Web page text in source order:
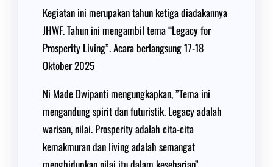
Kegiatan ini merupakan tahun ketiga diadakannya
JHWF. Tahun ini mengambil tema “Legacy for
Prosperity Living”. Acara berlangsung 17-18
Oktober 2025
Ni Made Dwipanti mengungkapkan, ”Tema ini
mengandung spirit dan futuristik. Legacy adalah
warisan, nilai. Prosperity adalah cita-cita
kemakmuran dan living adalah semangat